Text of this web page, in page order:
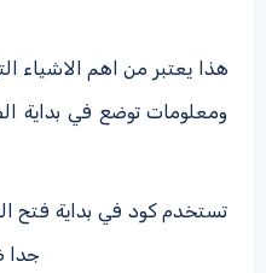
هذا يعتبر من اهم الاشياء
ومعلومات توضع في بداية
تستخدم كود في بداية فتح
جدا